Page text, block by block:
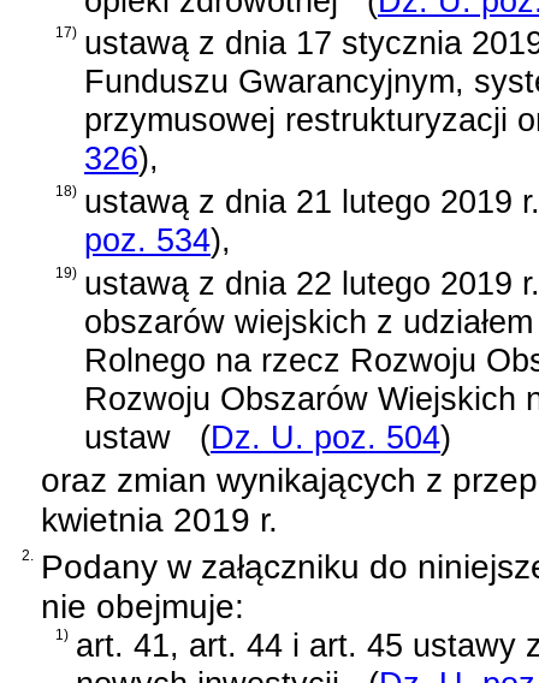
17) ustawą z dnia 17 stycznia
Funduszu Gwarancyjnym,
przymusowej restrukturyzacji
326),
18) ustawą z dnia 21 lutego 2019
poz. 534),
19) ustawą z dnia 22 lutego 2019
obszarów wiejskich z
Rolnego na rzecz Rozwoju
Rozwoju Obszarów Wiejskich
ustaw
(Dz. U. poz. 504)
oraz zmian wynikających z
kwietnia 2019 r.
2. Podany w załączniku do
nie obejmuje:
1) art. 41, art. 44 i art. 45 ustawy